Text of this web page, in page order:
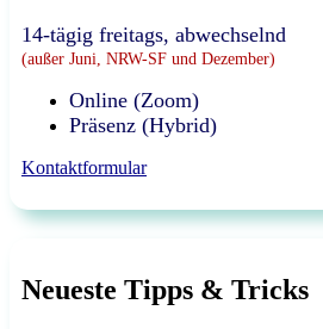
14-tägig freitags, abwechselnd
(außer Juni, NRW-SF und Dezember)
Online (Zoom)
Präsenz (Hybrid)
Kontaktformular
Neueste Tipps & Tricks